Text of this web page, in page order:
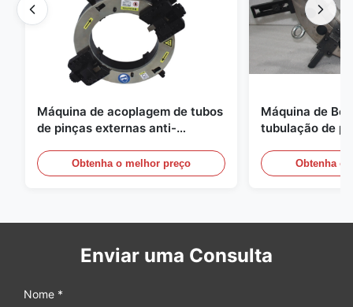
Máquina de acoplagem de tubos
de pinças externas anti-
Equipamento de chamfer de
ponta de tubos
Obtenha o melhor preço
Máquina de
tubulação de
Obtenha o
Enviar uma Consulta
Nome *